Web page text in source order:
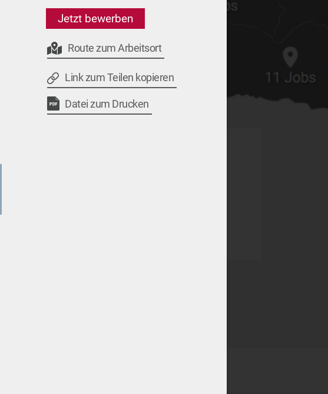
Jetzt bewerben
Route zum Arbeitsort
Link zum Teilen kopieren
Datei zum Drucken